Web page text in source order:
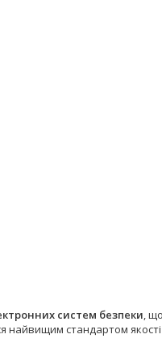
систем безпеки , що
найвищим стандартом